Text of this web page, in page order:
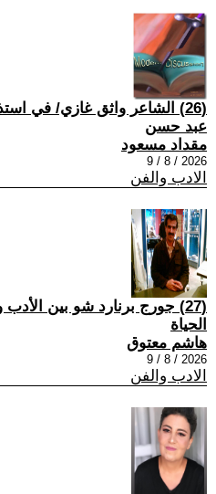
(26) الشاعر واثق غازي/ في
عبد حسن
مقداد مسعود
2026 / 8 / 9
الادب والفن
(27) جورج برنارد شو بين
الحياة
هاشم معتوق
2026 / 8 / 9
الادب والفن